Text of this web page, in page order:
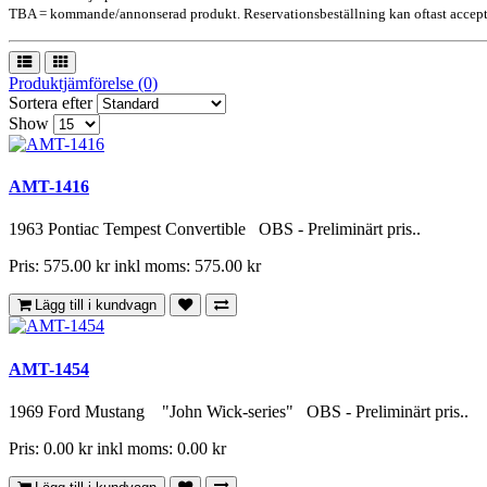
TBA = kommande/annonserad produkt. Reservationsbeställning kan oftast
Produktjämförelse (0)
Sortera efter
Show
AMT-1416
1963 Pontiac Tempest Convertible OBS - Preliminärt pris..
Pris: 575.00 krinkl moms: 575.00 kr
Lägg till i kundvagn
AMT-1454
1969 Ford Mustang "John Wick-series" OBS - Preliminärt pris..
Pris: 0.00 krinkl moms: 0.00 kr